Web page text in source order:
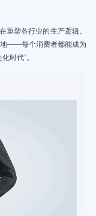
塑各行业的生产逻辑。
地——每个消费者都能成为
时代”。